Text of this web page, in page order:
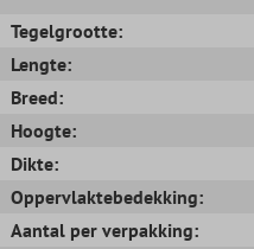
Tegelgrootte:
Lengte:
Breed:
Hoogte:
Dikte:
Oppervlaktebedekking:
Aantal per verpakking: